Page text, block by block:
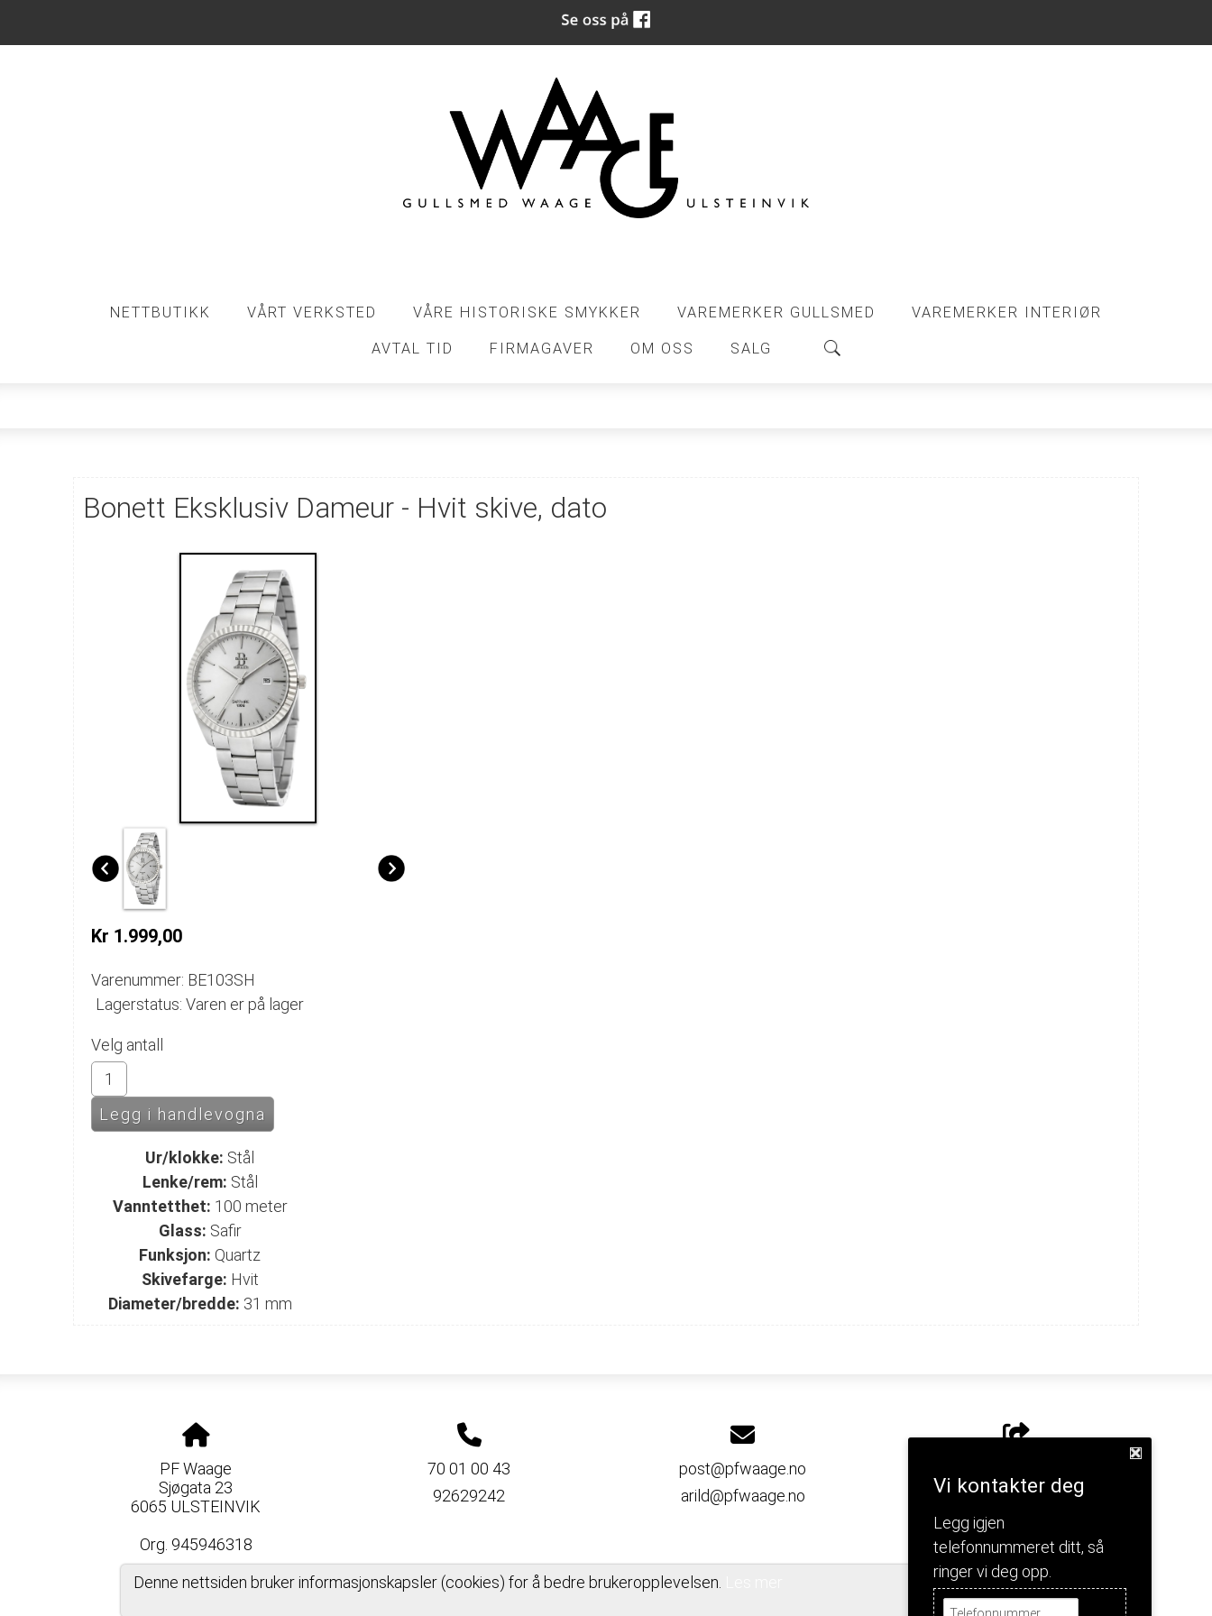
NETTBUTIKK VÅRT VERKSTED VÅRE HISTORISKE SMYKKER VAREMERKER GULLSMED VAREMERKER INTERIØR
AVTAL TID FIRMAGAVER OM OSS SALG
Bonett Eksklusiv Dameur - Hvit skive, dato
Kr 1.999,00
Varenummer: BE103SH
Lagerstatus: Varen er på lager
Velg antall
Ur/klokke: Stål
Lenke/rem: Stål
Vanntetthet: 100 meter
Glass: Safir
Funksjon: Quartz
Skivefarge: Hvit
Diameter/bredde: 31 mm
Vi kontakter deg
Legg igjen
telefonnummeret ditt, så
ringer vi deg opp.
PF Waage
Sjøgata 23
6065 ULSTEINVIK
Org. 945946318
70 01 00 43
92629242
post@pfwaage.no
arild@pfwaage.no
Denne nettsiden bruker informasjonskapsler (cookies) for å bedre brukeropplevelsen. Jeg forstår!